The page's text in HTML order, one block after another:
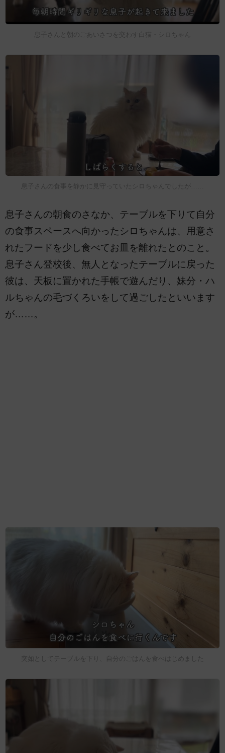
息子さんと朝のごあいさつを交わす白猫・シロちゃん
息子さんの食事を静かに見守っていたシロちゃんでしたが……
息子さんの朝食のさなか、テーブルを下りて自分
の食事スペースへ向かったシロちゃんは、用意さ
れたフードを少し食べてお皿を離れたとのこと。
息子さん登校後、無人となったテーブルに戻った
彼は、天板に置かれた手帳で遊んだり、妹分・ハ
ルちゃんの毛づくろいをして過ごしたといいます
が……。
突如としてテーブルを下り、自分のごはんを食べはじめました